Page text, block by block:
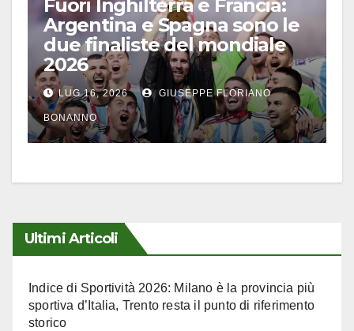
Fuori Inghilterra e Francia:
Argentina e Spagna sono le
due finaliste del mondiale
2026
LUG 16, 2026 GIUSEPPE FLORIANO
BONANNO
Ultimi Articoli
Indice di Sportività 2026: Milano è la provincia più
sportiva d’Italia, Trento resta il punto di riferimento
storico